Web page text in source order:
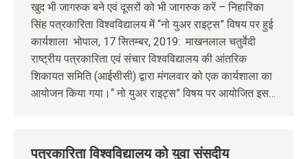
खुद भी जागरुक बने एवं दूसरों को भी जागरुक करें – निहारिका
सिंह पत्रकारिता विश्वविद्यालय में “नो युअर राइट्स” विषय पर हुई
कार्यशाला भोपाल, 17 सितम्‍बर, 2019: माखनलाल चतुर्वेदी
राष्ट्रीय पत्रकारिता एवं संचार विश्वविद्यालय की आंतरिक
शिकायत समिति (आईसीसी) द्वारा मंगलवार को एक कार्यशाला का
आयोजन किया गया।“ नो युअर राइट्स” विषय पर आयोजित इस…
पत्रकारिता विश्वविद्यालय को युवा संसदीय